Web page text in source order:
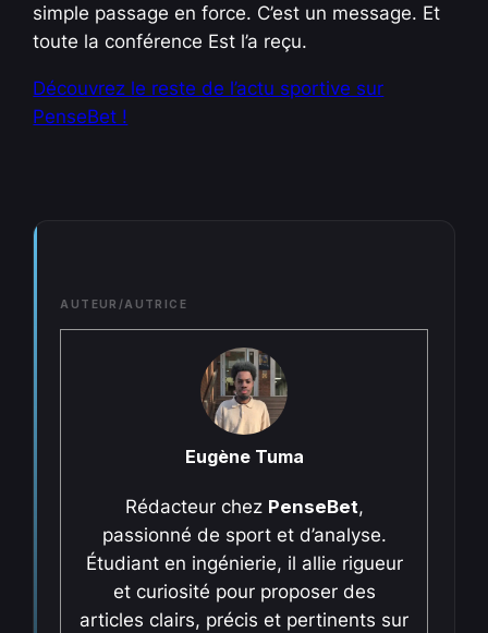
simple passage en force. C’est un message. Et
toute la conférence Est l’a reçu.
Découvrez le reste de l’actu sportive sur
PenseBet !
AUTEUR/AUTRICE
Eugène Tuma
Rédacteur chez PenseBet,
passionné de sport et d’analyse.
Étudiant en ingénierie, il allie rigueur
et curiosité pour proposer des
articles clairs, précis et pertinents sur